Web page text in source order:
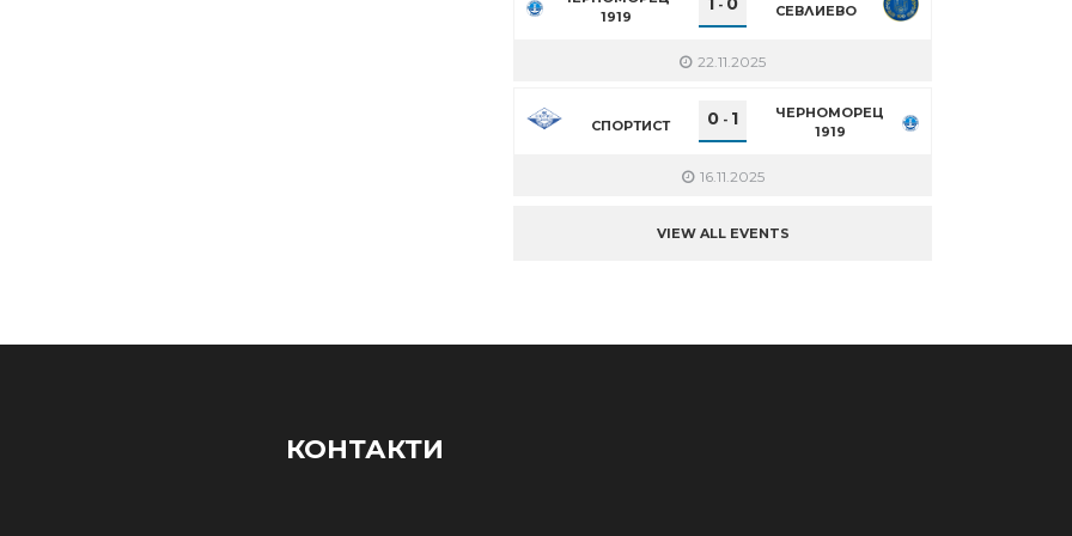
1919
- СЕВЛИЕВО
22.11.2025
СПОРТИСТ 0 - 1
ЧЕРНОМОРЕЦ
1919
16.11.2025
VIEW ALL EVENTS
КОНТАКТИ